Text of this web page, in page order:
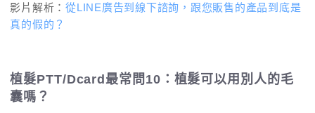
影片解析：從LINE廣告到線下諮詢，跟您販售的產品到底是
真的假的？
植髮PTT/Dcard最常問10：植髮可以用別人的毛
囊嗎？